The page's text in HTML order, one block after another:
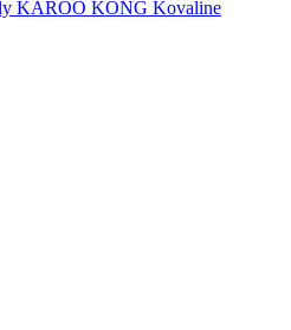
KAROO KONG Kovaline